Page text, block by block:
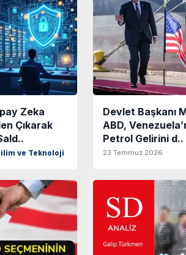
Zeka
Çıkarak
ve Teknoloji
Devlet Başkanı
ABD,
Petrol Gelirini d..
23 Temmuz 2026